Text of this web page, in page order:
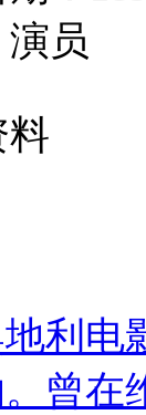
员
料
利电
曾在